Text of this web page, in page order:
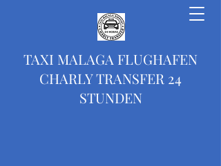
TAXI MALAGA FLUGHAFEN
CHARLY TRANSFER 24
STUNDEN